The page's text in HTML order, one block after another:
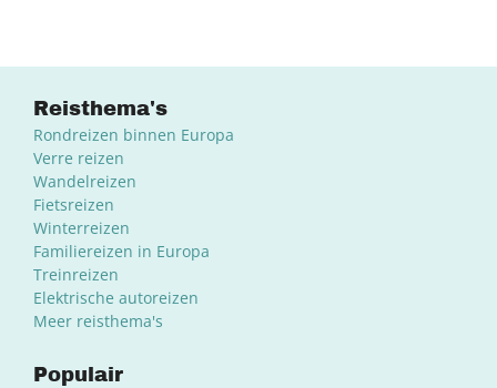
Reisthema's
Rondreizen binnen Europa
Verre reizen
Wandelreizen
Fietsreizen
Winterreizen
Familiereizen in Europa
Treinreizen
Elektrische autoreizen
Meer reisthema's
Populair